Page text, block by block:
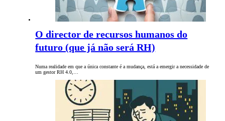
O director de recursos humanos do
futuro (que já não será RH)
Numa realidade em que a única constante é a mudança, está a emergir a necessidade de
um gestor RH 4.0,…